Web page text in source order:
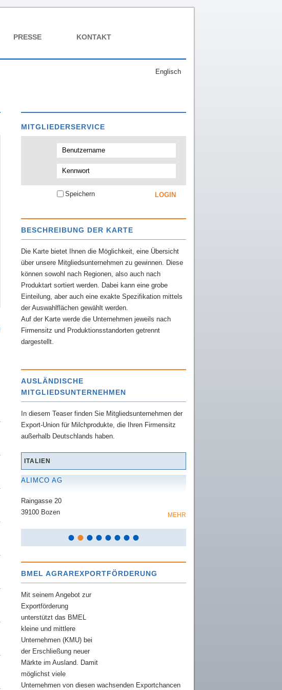
PRESSE KONTAKT
Englisch
MITGLIEDERSERVICE
Speichern
BESCHREIBUNG DER KARTE
Die Karte bietet Ihnen die Möglichkeit, eine Übersicht
über unsere Mitgliedsunternehmen zu gewinnen. Diese
können sowohl nach Regionen, also auch nach
Produktart sortiert werden. Dabei kann eine grobe
Einteilung, aber auch eine exakte Spezifikation mittels
der Auswahlflächen gewählt werden.
Auf der Karte werde die Unternehmen jeweils nach
Firmensitz und Produktionsstandorten getrennt
dargestellt.
AUSLÄNDISCHE
MITGLIEDSUNTERNEHMEN
In diesem Teaser finden Sie Mitgliedsunternehmen der
Export-Union für Milchprodukte, die Ihren Firmensitz
außerhalb Deutschlands haben.
ITALIEN
ALIMCO AG
Raingasse 20
39100 Bozen
MEHR
••••••••
BMEL AGRAREXPORTFÖRDERUNG
Mit seinem Angebot zur
Exportförderung
unterstützt das BMEL
kleine und mittlere
Unternehmen (KMU) bei
der Erschließung neuer
Märkte im Ausland. Damit
möglichst viele
Unternehmen von diesen wachsenden Exportchancen